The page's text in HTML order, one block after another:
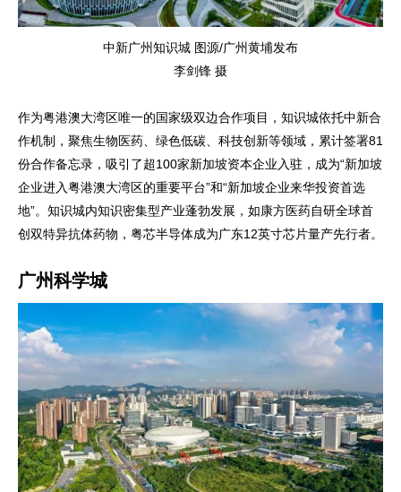
中新广州知识城 图源/广州黄埔发布
李剑锋 摄
作为粤港澳大湾区唯一的国家级双边合作项目，知识城依托中新合
作机制，聚焦生物医药、绿色低碳、科技创新等领域，累计签署81
份合作备忘录，吸引了超100家新加坡资本企业入驻，成为“新加坡
企业进入粤港澳大湾区的重要平台”和“新加坡企业来华投资首选
地”。知识城内知识密集型产业蓬勃发展，如康方医药自研全球首
创双特异抗体药物，粤芯半导体成为广东12英寸芯片量产先行者。
广州科学城